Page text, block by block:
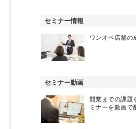
セミナー情報
ワンオペ店舗の
セミナー動画
開業までの課題
ミナーを動画で